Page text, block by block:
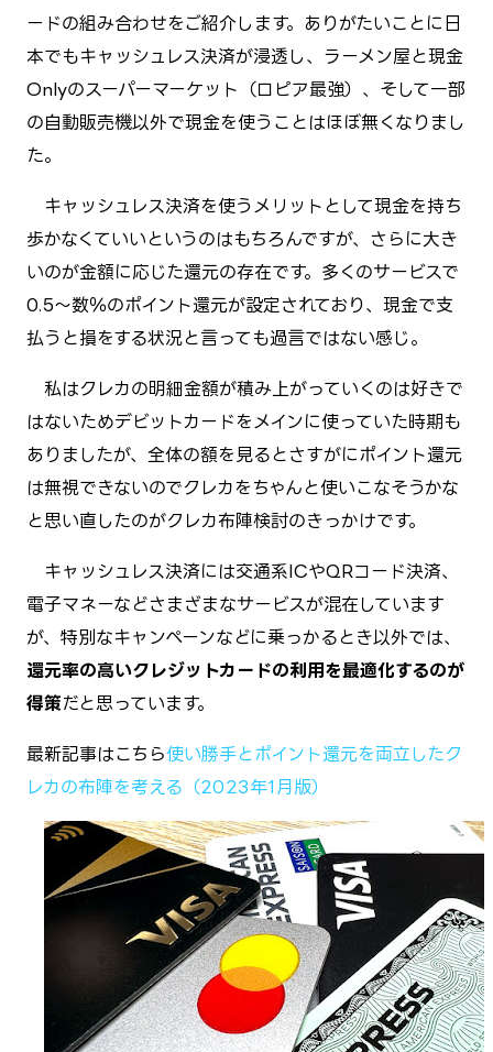
ードの組み合わせをご紹介します。ありがたいことに日
本でもキャッシュレス決済が浸透し、ラーメン屋と現金
Onlyのスーパーマーケット（ロピア最強）、そして一部
の自動販売機以外で現金を使うことはほぼ無くなりまし
た。
キャッシュレス決済を使うメリットとして現金を持ち
歩かなくていいというのはもちろんですが、さらに大き
いのが金額に応じた還元の存在です。多くのサービスで
0.5～数％のポイント還元が設定されており、現金で支
払うと損をする状況と言っても過言ではない感じ。
私はクレカの明細金額が積み上がっていくのは好きで
はないためデビットカードをメインに使っていた時期も
ありましたが、全体の額を見るとさすがにポイント還元
は無視できないのでクレカをちゃんと使いこなそうかな
と思い直したのがクレカ布陣検討のきっかけです。
キャッシュレス決済には交通系ICやQRコード決済、
電子マネーなどさまざまなサービスが混在しています
が、特別なキャンペーンなどに乗っかるとき以外では、
還元率の高いクレジットカードの利用を最適化するのが
得策だと思っています。
最新記事はこちら→使い勝手とポイント還元を両立したク
レカの布陣を考える（2023年1月版）